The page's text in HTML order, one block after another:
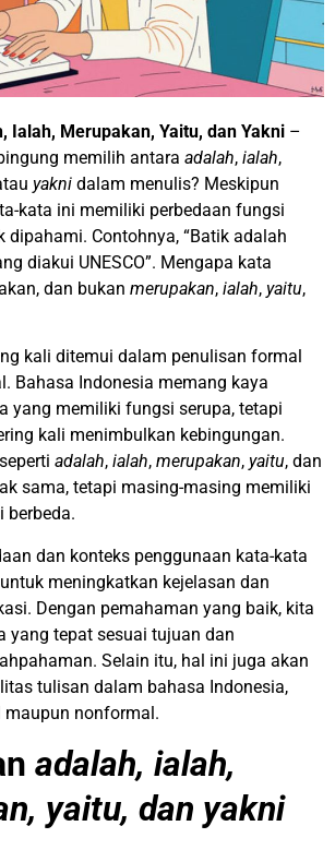
Ialah, Merupakan, Yaitu, dan Yakni –
memilih antara adalah, ialah,
yakni dalam menulis? Meskipun
kata ini memiliki perbedaan fungsi
dipahami. Contohnya, “Batik adalah
diakui UNESCO”. Mengapa kata
dan bukan merupakan, ialah, yaitu,
kali ditemui dalam penulisan formal
Bahasa Indonesia memang kaya
yang memiliki fungsi serupa, tetapi
kali menimbulkan kebingungan.
adalah, ialah, merupakan, yaitu, dan
sama, tetapi masing-masing memiliki
berbeda.
dan konteks penggunaan kata-kata
meningkatkan kejelasan dan
Dengan pemahaman yang baik, kita
yang tepat sesuai tujuan dan
Selain itu, hal ini juga akan
tulisan dalam bahasa Indonesia,
nonformal.
adalah, ialah,
yaitu, dan yakni